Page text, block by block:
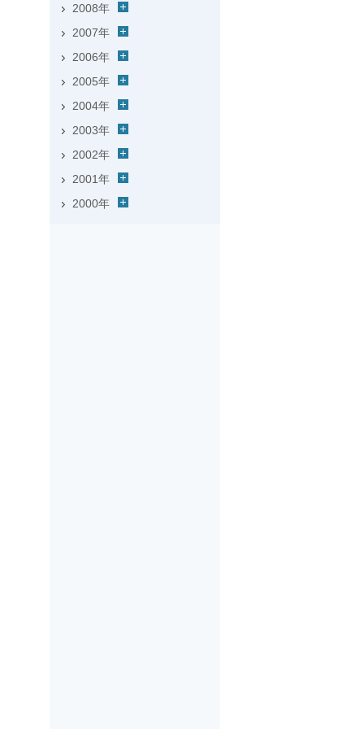
2008年
2007年
2006年
2005年
2004年
2003年
2002年
2001年
2000年